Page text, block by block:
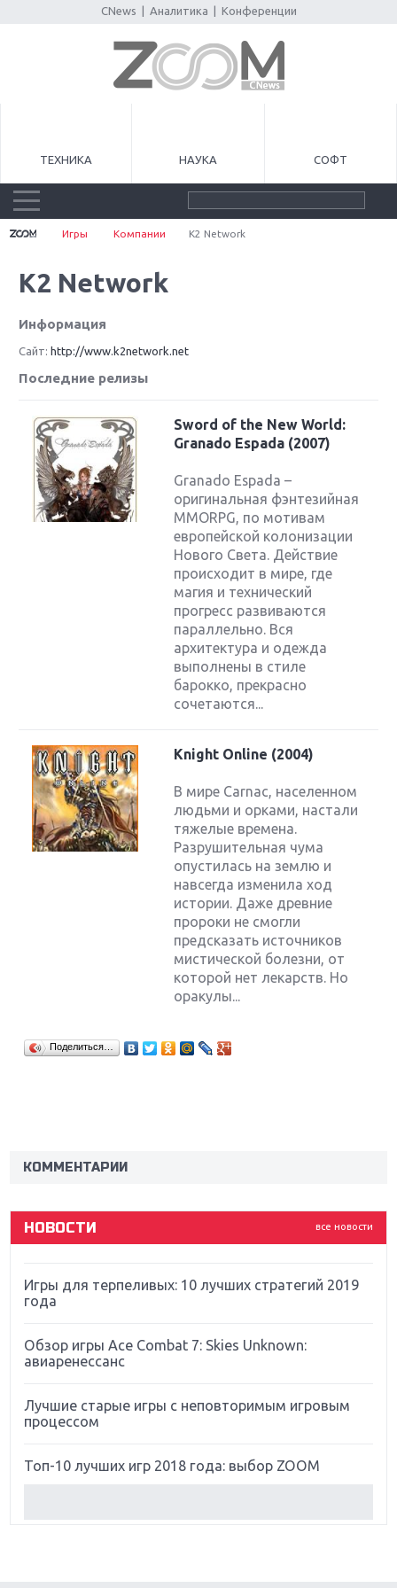
CNews Аналитика Конференции
ТЕХНИКА НАУКА СОФТ
Игры Компании K2 Network
K2 Network
Информация
Сайт: http://www.k2network.net
Последние релизы
Sword of the New World:
Granado Espada (2007)
Granado Espada –
оригинальная фэнтезийная
MMORPG, по мотивам
европейской колонизации
Нового Света. Действие
происходит в мире, где
магия и технический
прогресс развиваются
параллельно. Вся
архитектура и одежда
выполнены в стиле
барокко, прекрасно
сочетаются...
Knight Online (2004)
В мире Carnac, населенном
людьми и орками, настали
тяжелые времена.
Разрушительная чума
опустилась на землю и
навсегда изменила ход
истории. Даже древние
пророки не смогли
предсказать источников
мистической болезни, от
которой нет лекарств. Но
оракулы...
Поделиться…
КОММЕНТАРИИ
все новости
НОВОСТИ
Far Cry 5: хвалить нельзя ругать
Игры для терпеливых: 10 лучших стратегий 2019
года
Обзор игры Ace Combat 7: Skies Unknown:
авиаренессанс
Лучшие старые игры с неповторимым игровым
процессом
Топ-10 лучших игр 2018 года: выбор ZOOM